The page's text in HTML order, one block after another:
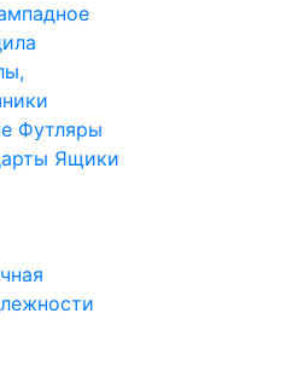
Футляры
Ящики